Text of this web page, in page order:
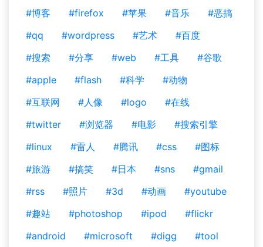
#博客
#firefox #苹果 #音乐
#恶搞
#qq
#wordpress #艺术
#百度
#搜索
#分享 #web #工具
#谷歌
#apple
#flash #科学
#动物
#互联网
#人像 #logo
#在线
#twitter
#浏览器 #电影
#搜索引擎
#linux
#雷人 #腾讯 #css
#图标
#旅游
#搞笑 #日本 #sns
#gmail
#rss
#照片 #3d #动画
#youtube
#趣站
#photoshop #ipod
#flickr
#android
#microsoft #digg
#tool